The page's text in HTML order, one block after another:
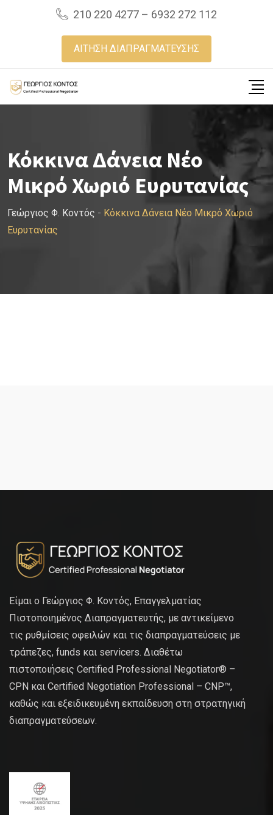
210 220 4277 – 6932 272 112
ΑΙΤΗΣΗ ΔΙΑΠΡΑΓΜΑΤΕΥΣΗΣ
Κόκκινα Δάνεια Νέο
Μικρό Χωριό Ευρυτανίας
Γεώργιος Φ. Κοντός - Κόκκινα Δάνεια Νέο Μικρό Χωριό
Ευρυτανίας
Είμαι ο Γεώργιος Φ. Κοντός, Επαγγελματίας
Πιστοποιημένος Διαπραγματευτής, με αντικείμενο
τις ρυθμίσεις οφειλών και τις διαπραγματεύσεις με
τράπεζες, funds και servicers. Διαθέτω
πιστοποιήσεις Certified Professional Negotiator® –
CPN και Certified Negotiation Professional – CNP™,
καθώς και εξειδικευμένη εκπαίδευση στη στρατηγική
διαπραγματεύσεων.